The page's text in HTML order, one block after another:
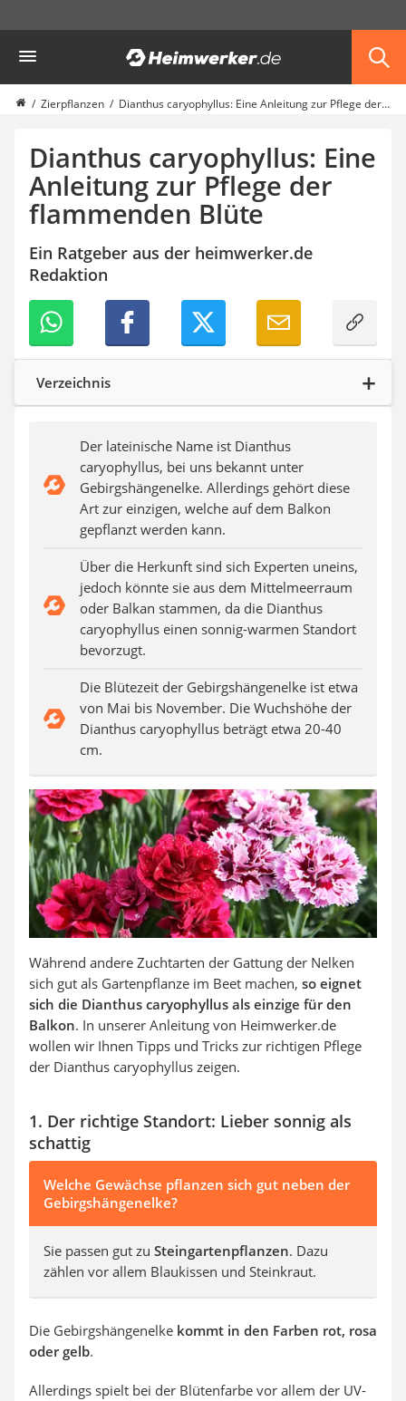
Garten
Akku-Laubsauger
Faltpavillon
Schlauchtrommel
Solar-Lichterkette außen
Teleskopleiter
Ameisengift
Pavillon
Sichtschutzstreifen
Akku-Laubbläser
Koifutter
Kassettenmarkise
Bosch-Heckenschere
Stihl-Laubbläser
Minidumper
Zierpflanzen Dianthus caryophyllus: Eine Anleitung zur Pflege der flammenden Blüte
Dianthus caryophyllus: Eine
Anleitung zur Pflege der
flammenden Blüte
Ein Ratgeber aus der heimwerker.de
Redaktion
Verzeichnis
Der lateinische Name ist Dianthus
caryophyllus, bei uns bekannt unter
Gebirgshängenelke. Allerdings gehört diese
Art zur einzigen, welche auf dem Balkon
gepflanzt werden kann.
Über die Herkunft sind sich Experten uneins,
jedoch könnte sie aus dem Mittelmeerraum
oder Balkan stammen, da die Dianthus
caryophyllus einen sonnig-warmen Standort
bevorzugt.
Die Blütezeit der Gebirgshängenelke ist etwa
von Mai bis November. Die Wuchshöhe der
Dianthus caryophyllus beträgt etwa 20-40
cm.
Während andere Zuchtarten der Gattung der Nelken
sich gut als Gartenpflanze im Beet machen, so eignet
sich die Dianthus caryophyllus als einzige für den
Balkon. In unserer Anleitung von Heimwerker.de
wollen wir Ihnen Tipps und Tricks zur richtigen Pflege
der Dianthus caryophyllus zeigen.
1. Der richtige Standort: Lieber sonnig als
schattig
Welche Gewächse pflanzen sich gut neben der
Gebirgshängenelke?
Sie passen gut zu Steingartenpflanzen. Dazu
zählen vor allem Blaukissen und Steinkraut.
Die Gebirgshängenelke kommt in den Farben rot, rosa
oder gelb.
Allerdings spielt bei der Blütenfarbe vor allem der UV-